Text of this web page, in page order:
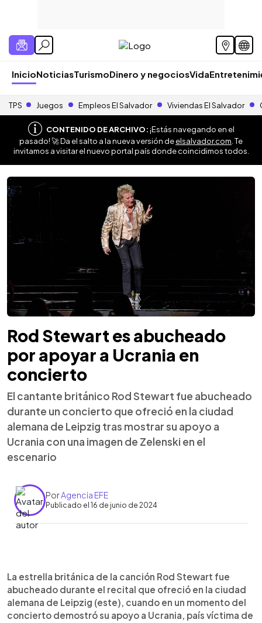
InicioNoticiasTurismoDinero y negociosVida
TPS Juegos Empleos El Salvador Viviendas El Salvador
CONTENIDO DE ARCHIVO:¡Estás navegando en el
pasado! 🚀 Da el salto a la nueva versión deelsalvador.com . Te
invitamos a visitar el nuevo portal país donde coincidimos todos.
Rod Stewart es abucheado
por apoyar a Ucrania en
concierto
El cantante británico Rod Stewart fue abucheado
durante un concierto que ofreció en la ciudad
alemana de Leipzig tras mostrar su apoyo a
Ucrania con una imagen de Zelenski en el
escenario
PorAgencia EFE
Publicado el 16 de junio de 2024
► Escuchar artículo
La estrella británica de la canción Rod Stewart fue
abucheado durante el recital que ofreció en la ciudad
alemana de Leipzig (este), cuando en un momento del
concierto demostró su apoyo a Ucrania, país víctima de